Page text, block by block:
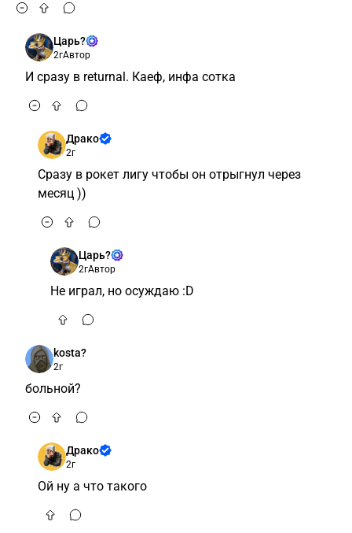
Царь?
2гАвтор
И сразу в returnal. Каеф, инфа сотка
Драко
2г
Сразу в рокет лигу чтобы он отрыгнул через
месяц ))
Царь?
2гАвтор
Не играл, но осуждаю :D
kosta?
2г
больной?
Драко
2г
Ой ну а что такого